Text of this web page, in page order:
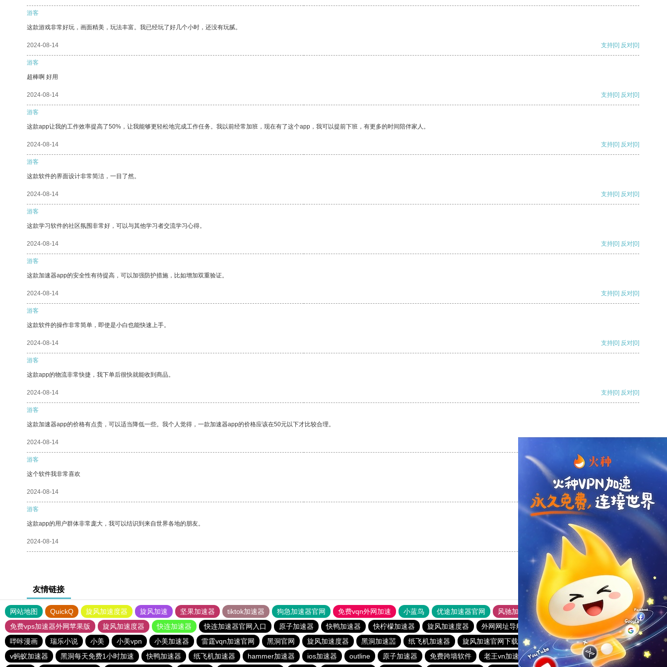
游客
这款游戏非常好玩，画面精美，玩法丰富。我已经玩了好几个小时，还没有玩腻。
2024-08-14 支持[0] 反对[0]
游客
超棒啊 好用
2024-08-14 支持[0] 反对[0]
游客
这款app让我的工作效率提高了50%，让我能够更轻松地完成工作任务。我以前经常加班，现在有了这个app，我可以提前下班，有更多的时间陪伴家人。
2024-08-14 支持[0] 反对[0]
游客
这款软件的界面设计非常简洁，一目了然。
2024-08-14 支持[0] 反对[0]
游客
这款学习软件的社区氛围非常好，可以与其他学习者交流学习心得。
2024-08-14 支持[0] 反对[0]
游客
这款加速器app的安全性有待提高，可以加强防护措施，比如增加双重验证。
2024-08-14 支持[0] 反对[0]
游客
这款软件的操作非常简单，即使是小白也能快速上手。
2024-08-14 支持[0] 反对[0]
游客
这款app的物流非常快捷，我下单后很快就能收到商品。
2024-08-14 支持[0] 反对[0]
游客
这款加速器app的价格有点贵，可以适当降低一些。我个人觉得，一款加速器app的价格应该在50元以下才比较合理。
2024-08-14
游客
这个软件我非常喜欢
2024-08-14 支持 [0] 反对 [0]
游客
这款app的用户群体非常庞大，我可以结识到来自世界各地的朋友。
2024-08-14 支持
友情链接
网站地图 QuickQ 旋风加速度器 旋风加速 坚果加速器 tiktok加速器 狗急加速器官网 免费vqn外网加速 小蓝鸟 优途加速器官网 风驰加速器
旋风加速器
免费vps加速器外网苹果版
旋风加速度器 快连加速器 快连加速器官网入口 原子加速器 快鸭加速器 快柠檬加速器 旋风加速度器 外网网址导航 软件中心 雷霆加速
狂飙加速器
哔咔漫画
瑞乐小说 小美 小美vpn 小美加速器 雷霆vqn加速官网 黑洞官网 旋风加速度器 黑洞加速噐 纸飞机加速器 旋风加速官网下载 黑洞海外npv加速梯子
一元机场
v蚂蚁加速器
黑洞每天免费1小时加速 快鸭加速器 纸飞机加速器 hammer加速器 ios加速器 outline 原子加速器 免费跨墙软件 老王vn加速器 极光vqn官网
加速器黑洞